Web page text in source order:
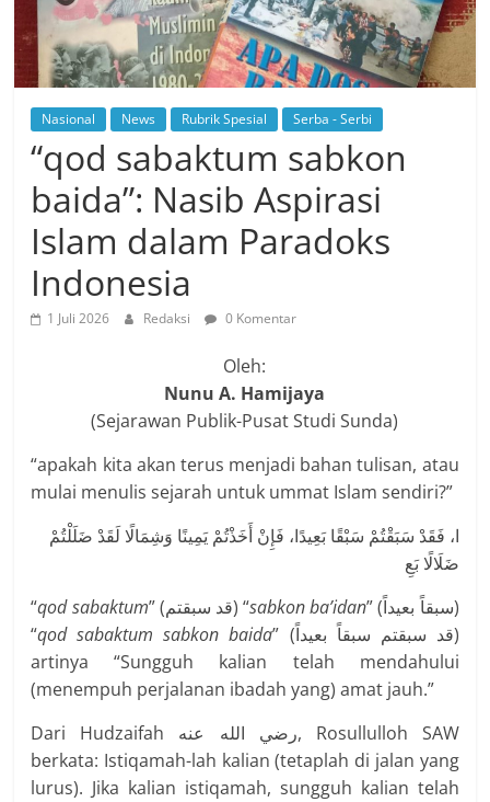
Nasional News Rubrik Spesial Serba - Serbi
“qod sabaktum sabkon
baida”: Nasib Aspirasi
Islam dalam Paradoks
Indonesia
1 Juli 2026 Redaksi 0 Komentar
Oleh:
Nunu A. Hamijaya
(Sejarawan Publik-Pusat Studi Sunda)
“apakah kita akan terus menjadi bahan tulisan, atau
mulai menulis sejarah untuk ummat Islam sendiri?”
ا، فَقَدْ سَبَقْتُمْ سَبْقًا بَعِيدًا، فَإِنْ أَخَذْتُمْ يَمِينًا وَشِمَالًا لَقَدْ ضَلَلْتُمْ
ضَلَالًا بَعِ
“qod sabaktum ” (قد سبقتم) “sabkon ba’idan” (سبقاً بعيداً)
“qod sabaktum sabkon baida” (قد سبقتم سبقاً بعيداً)
artinya “Sungguh kalian telah mendahului
(menempuh perjalanan ibadah yang) amat jauh.”
Dari Hudzaifah رضي الله عنه, Rosullulloh SAW
berkata: Istiqamah-lah kalian (tetaplah di jalan yang
lurus). Jika kalian istiqamah, sungguh kalian telah